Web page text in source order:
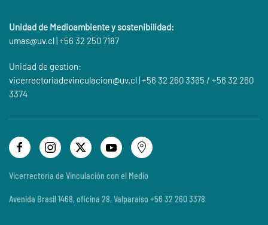
Unidad de Medioambiente y sostenibilidad:
umas@uv.cl| +56 32 250 7187
Unidad de gestion:
vicerrectoriadevinculacion@uv.cl| +56 32 260 3365 / +56 32 260
3374
Vicerrectoría de Vinculación con el Medio
Avenida Brasil 1468, oficina 28, Valparaíso +56 32 260 3378